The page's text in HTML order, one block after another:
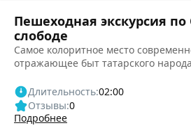
Пешеходная экскурсия по
слободе
Самое колоритное место
отражающее быт татарского народа
Длительность:02:00
Отзывы:0
Подробнее